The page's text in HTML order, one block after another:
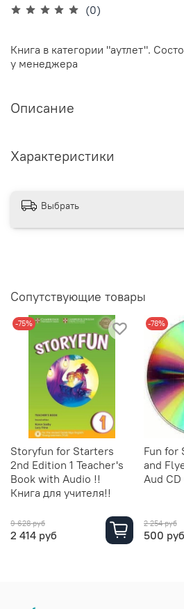
(0)
Книга в категории "аутлет".
у менеджера
Описание
Характеристики
Выбрать
Сопутствующие товары
-75%
Storyfun for Starters
2nd Edition 1 Teacher's
Book with Audio !!
Книга для учителя!!
9 628 руб
2 414 руб
-78%
Fun for
and
Aud
2 254 руб
500 руб